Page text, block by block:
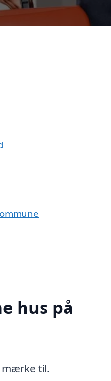
hus på
mærke til.